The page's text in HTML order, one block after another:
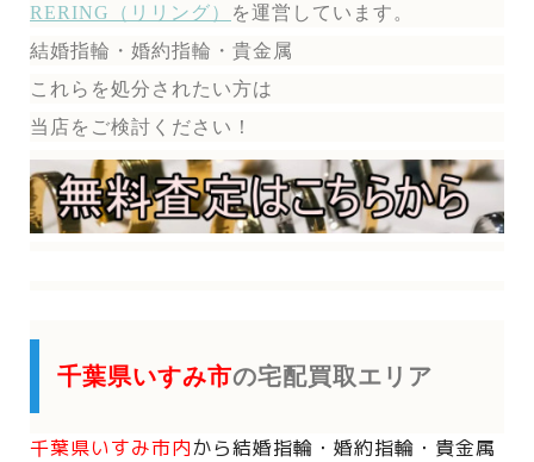
RERING（リリング）
を運営しています。
結婚指輪・婚約指輪・貴金属
これらを処分されたい方は
当店をご検討ください！
千葉県いすみ市の宅配買取エリア
千葉県いすみ市内から結婚指輪・婚約指輪・貴金属